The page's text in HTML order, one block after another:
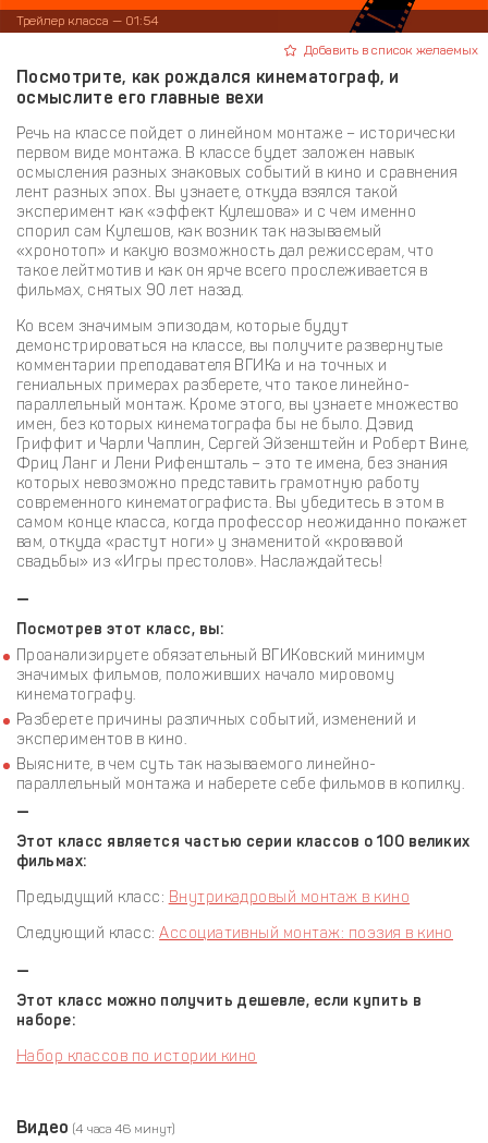
Трейлер класса — 01:54
Добавить в список желаемых
Посмотрите, как рождался кинематограф, и
осмыслите его главные вехи
Речь на классе пойдет о линейном монтаже – исторически
первом виде монтажа. В классе будет заложен навык
осмысления разных знаковых событий в кино и сравнения
лент разных эпох. Вы узнаете, откуда взялся такой
эксперимент как «эффект Кулешова» и с чем именно
спорил сам Кулешов, как возник так называемый
«хронотоп» и какую возможность дал режиссерам, что
такое лейтмотив и как он ярче всего прослеживается в
фильмах, снятых 90 лет назад.
Ко всем значимым эпизодам, которые будут
демонстрироваться на классе, вы получите развернутые
комментарии преподавателя ВГИКа и на точных и
гениальных примерах разберете, что такое линейно-
параллельный монтаж. Кроме этого, вы узнаете множество
имен, без которых кинематографа бы не было. Дэвид
Гриффит и Чарли Чаплин, Сергей Эйзенштейн и Роберт Вине,
Фриц Ланг и Лени Рифеншталь – это те имена, без знания
которых невозможно представить грамотную работу
современного кинематографиста. Вы убедитесь в этом в
самом конце класса, когда профессор неожиданно покажет
вам, откуда «растут ноги» у знаменитой «кровавой
свадьбы» из «Игры престолов». Наслаждайтесь!
—
Посмотрев этот класс, вы:
Проанализируете обязательный ВГИКовский минимум
значимых фильмов, положивших начало мировому
кинематографу.
Разберете причины различных событий, изменений и
экспериментов в кино.
Выясните, в чем суть так называемого линейно-
параллельный монтажа и наберете себе фильмов в копилку.
—
Этот класс является частью серии классов о 100 великих
фильмах:
Предыдущий класс: Внутрикадровый монтаж в кино
Следующий класс:Ассоциативный монтаж: поэзия в кино
—
Этот класс можно получить дешевле, если купить в
наборе:
Набор классов по истории кино
Видео (4 часа 46 минут)